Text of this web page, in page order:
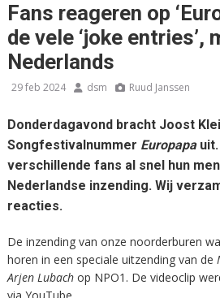
Fans reageren op
de vele ‘joke entries’,
Nederlands
29 feb 2024 dsm Ruud Janssen
Donderdagavond bracht Joost
Songfestivalnummer Europapauit.
verschillende fans al snel hun
Nederlandse inzending. Wij
reacties.
De inzending van onze noorderburen
horen in een speciale uitzending van de
Arjen Lubachop NPO1. De videoclip